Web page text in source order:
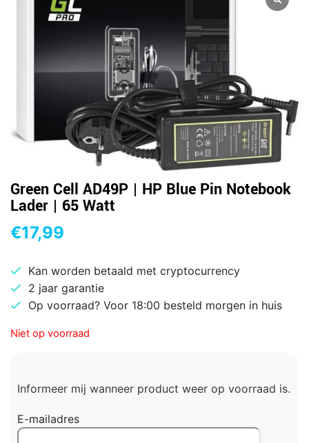
Green Cell AD49P | HP Blue Pin Notebook
Lader | 65 Watt
€17,99
Kan worden betaald met cryptocurrency
2 jaar garantie
Op voorraad? Voor 18:00 besteld morgen in huis
Niet op voorraad
Informeer mij wanneer product weer op voorraad is.
E-mailadres